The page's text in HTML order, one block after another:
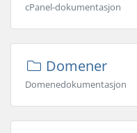
cPanel-dokumentasjon
Domener
Domenedokumentasjon